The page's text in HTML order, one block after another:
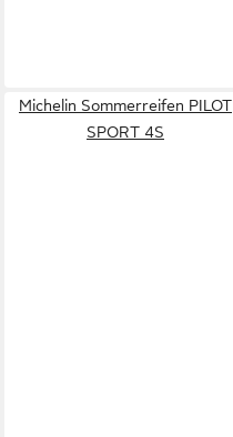
Michelin Sommerreifen PILOT
SPORT 4S